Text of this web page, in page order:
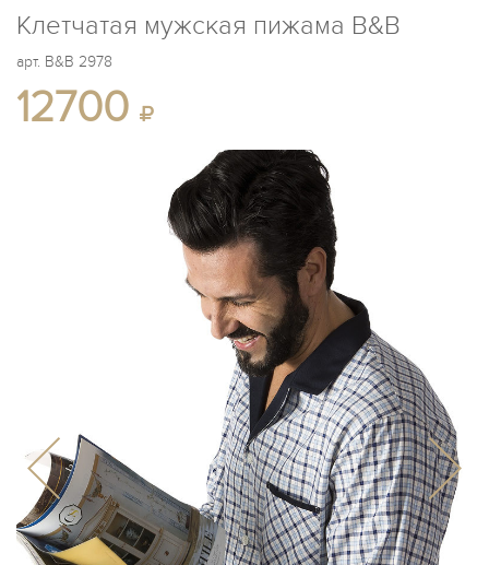
Клетчатая мужская пижама B&B
арт. B&B 2978
12700